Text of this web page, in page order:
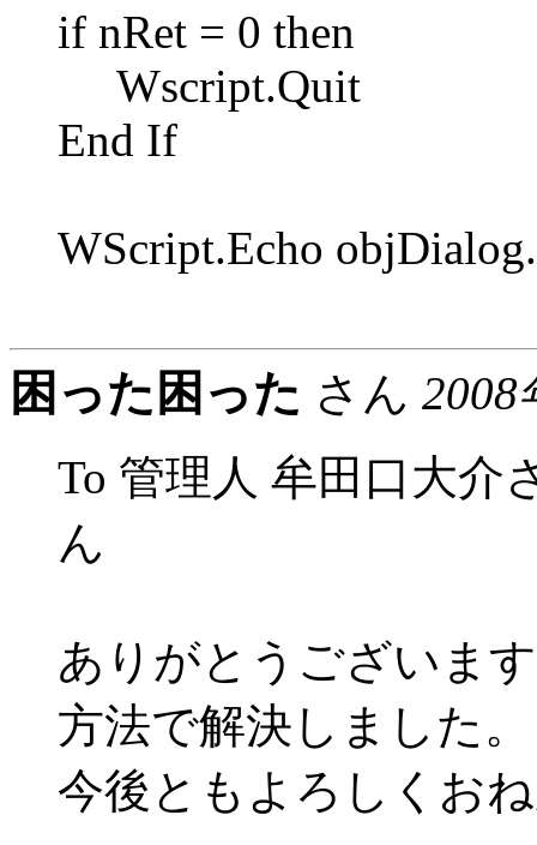
if nRet = 0 then
Wscript.Quit
End If
WScript.Echo
困った困った さん 2008
To 管理人 牟田口大介
ん
ありがとうございま
方法で解決しました。
今後ともよろしくお